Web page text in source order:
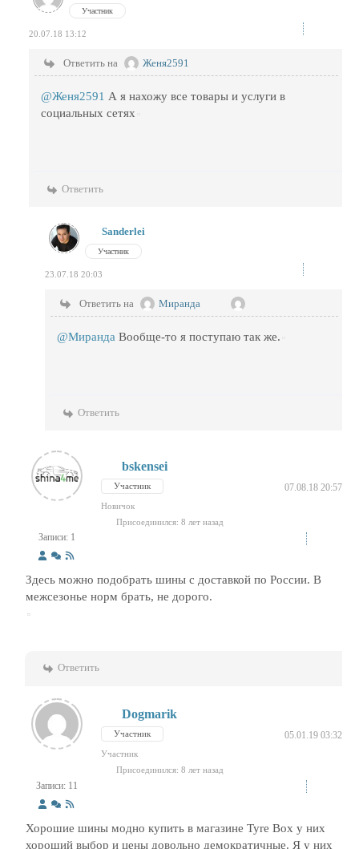
Участник
20.07.18 13:12
Ответить на Женя2591
@Женя2591 А я нахожу все товары и услуги в
социальных сетях
Ответить
Sanderlei
Участник
23.07.18 20:03
Ответить на Миранда
@Миранда Вообще-то я поступаю так же.
Ответить
Записи: 1
bskensei
Участник 07.08.18 20:57
Новичок
Присоединился: 8 лет назад
Здесь можно подобрать шины с доставкой по России. В
межсезонье норм брать, не дорого.
Ответить
Записи: 11
Dogmarik
Участник 05.01.19 03:32
Участник
Присоединился: 8 лет назад
Хорошие шины модно купить в магазине Tyre Box у них
хороший выбор и цены довольно демократичные. Я у них